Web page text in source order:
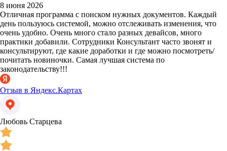
8 июня 2026
Отличная программа с поиском нужных документов. Каждый
день пользуюсь системой, можно отслеживать изменения, что
очень удобно. Очень много стало разных девайсов, много
практики добавили. Сотрудники Консультант часто звонят и
консультируют, где какие доработки и где можно посмотреть/
почитать новиночки. Самая лучшая система по
законодательству!!!
Отзыв в Яндекс.Картах
Любовь Старцева